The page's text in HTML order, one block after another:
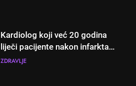
dana!
Nikada se ne bi sjetili: Sve fleke
sa odjeće skida jedno sredstvo
koje svi imamo u kući
OSTALO